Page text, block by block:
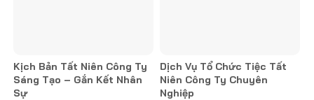
Kịch Bản Tất Niên Công Ty
Sáng Tạo – Gắn Kết Nhân
Sự
Dịch Vụ Tổ Chức Tiệc Tất
Niên Công Ty Chuyên
Nghiệp